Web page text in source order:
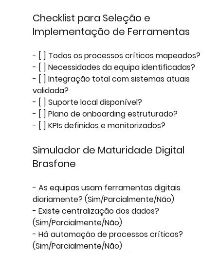
Checklist para Seleção e
Implementação de Ferramentas
- [ ] Todos os processos críticos mapeados?
- [ ] Necessidades da equipa identificadas?
- [ ] Integração total com sistemas atuais
validada?
- [ ] Suporte local disponível?
- [ ] Plano de onboarding estruturado?
- [ ] KPIs definidos e monitorizados?
Simulador de Maturidade Digital
Brasfone
- As equipas usam ferramentas digitais
diariamente? (Sim/Parcialmente/Não)
- Existe centralização dos dados?
(Sim/Parcialmente/Não)
- Há automação de processos críticos?
(Sim/Parcialmente/Não)